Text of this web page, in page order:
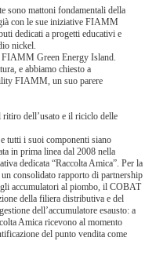
sono mattoni fondamentali della
con le sue iniziative FIAMM
dedicati a progetti educativi e
nickel.
FIAMM Green Energy Island.
e abbiamo chiesto a
FIAMM, un suo parere
dell’usato e il riciclo delle
tutti i suoi componenti siano
in prima linea dal 2008 nella
dedicata “Raccolta Amica”. Per la
consolidato rapporto di partnership
accumulatori al piombo, il COBAT
della filiera distributiva e del
dell’accumulatore esausto: a
Amica ricevono al momento
del punto vendita come